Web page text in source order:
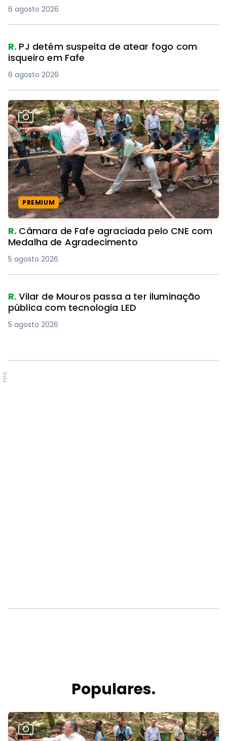
6 agosto 2026
R. PJ detém suspeita de atear fogo com
isqueiro em Fafe
6 agosto 2026
PREMIUM
R. Câmara de Fafe agraciada pelo CNE com
Medalha de Agradecimento
5 agosto 2026
R.Vilar de Mouros passa a ter iluminação
pública com tecnologia LED
5 agosto 2026
PUB.
Populares.